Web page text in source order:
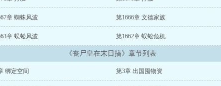
章 蜘蛛风波 第1666章 文德家族
章 蜈蚣风波 第1662章 蜈蚣危机
《丧尸皇在末日搞》章节列表
绑定空间 第3章 出国囤物资